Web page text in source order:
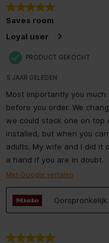
5 van 5 sterren.
Saves room
Loyal user
PRODUCT GEKOCHT
5 JAAR GELEDEN
Most importantly you
before you order. We
we could stack one on top
installed, but when you
adults. My wife and I did it
a hand if you are in doubt.
Met Google vertalen
5 van 5 sterren.